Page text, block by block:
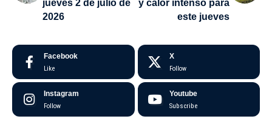
jueves 2 de julio de
2026
y calor intenso para
este jueves
Facebook
Like
X
Follow
Instagram
Follow
Youtube
Subscribe